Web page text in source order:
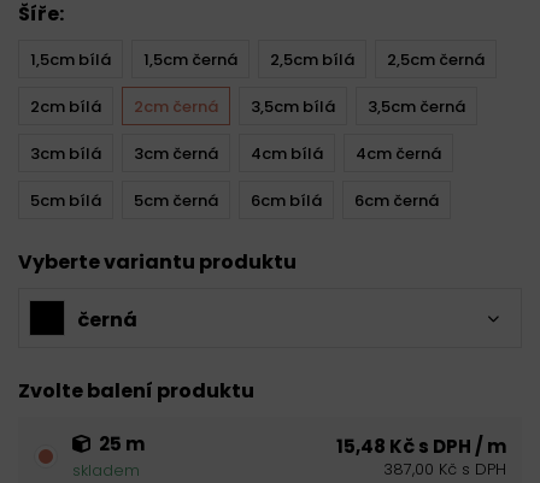
Šíře:
1,5cm bílá 1,5cm černá 2,5cm bílá 2,5cm černá
2cm bílá 2cm černá 3,5cm bílá 3,5cm černá
3cm bílá 3cm černá 4cm bílá 4cm černá
5cm bílá 5cm černá 6cm bílá 6cm černá
Vyberte variantu produktu
černá
Zvolte balení produktu
25 m
skladem
15,48 Kč s DPH / m
387,00 Kč s DPH